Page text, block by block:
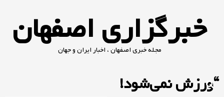
contentخبرگزاری اصفهان
مجله خبری اصفهان ، اخبار ایران و جهان
“ورزش نمی‌شود!